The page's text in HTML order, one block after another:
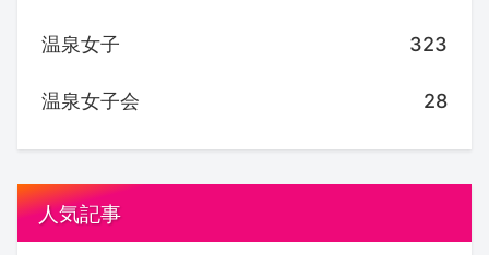
温泉女子 323
温泉女子会 28
人気記事